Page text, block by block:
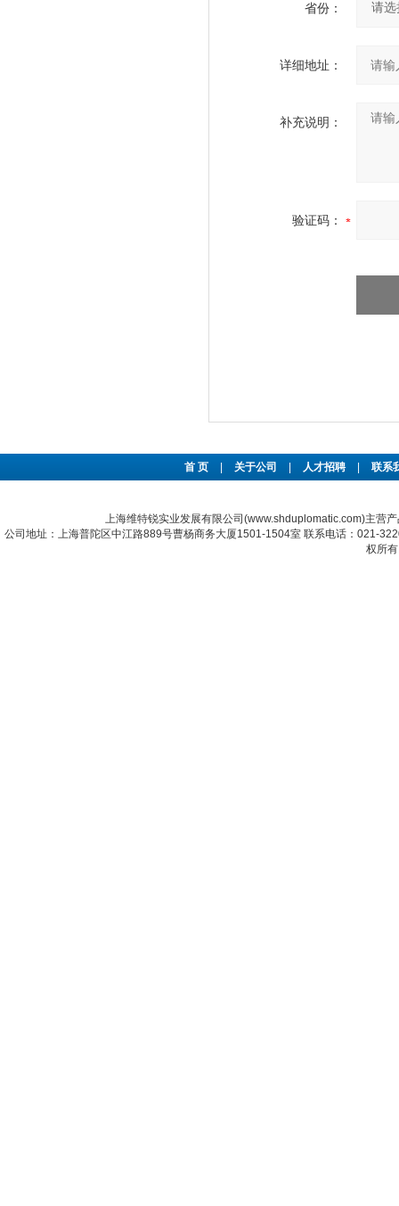
省份：
详细地址：
补充说明：
验证码：
首 页 关于公司 人才招聘 联系
上海维特锐实业发展有限公司(www.shduplomatic.com)主营
公司地址：上海普陀区中江路889号曹杨商务大厦1501-1504室 联系电话：021-
权所